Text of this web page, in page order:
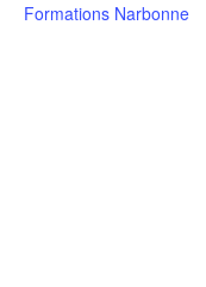
Formations Narbonne